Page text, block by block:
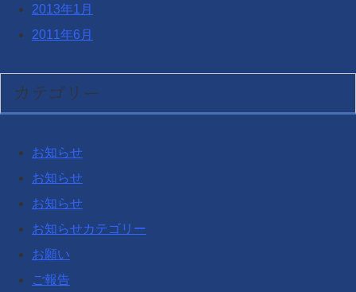
2013年1月
2011年6月
カテゴリー
お知らせ
お知らせ
お知らせ
お知らせカテゴリー
お願い
ご報告